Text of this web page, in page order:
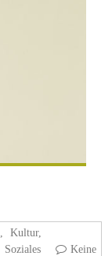
Kultur,
Soziales
Keine